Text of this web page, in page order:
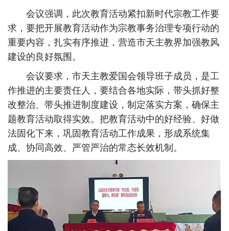
会议强调，此次教育活动紧扣新时代宗教工作要
求，要把开展教育活动作为宗教事务治理专项行动的
重要内容，扎实有序推进，营造市天主教界加强教风
建设的良好氛围。
会议要求，市天主教爱国会领导班子成员，是工
作推进的主要责任人，要结合各地实际，带头抓好整
改整治、带头推进制度建设，制定落实方案，确保主
题教育活动取得实效。把教育活动中的好经验、好做
法固化下来，巩固教育活动工作成果，形成系统集
成、协同高效、严管严治的常态长效机制。